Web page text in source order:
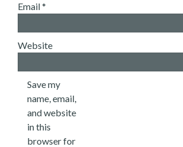
Email*
Website
Save my
name, email,
and website
in this
browser for